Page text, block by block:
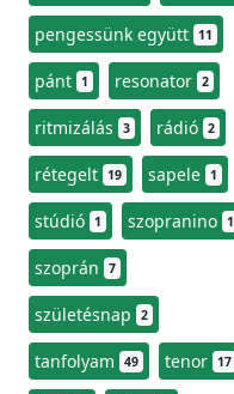
pengessünk együtt 11
pánt 1 resonator 2
ritmizálás 3 rádió 2
rétegelt 19 sapele 1
stúdió 1 szopranino 1
szoprán 7
születésnap 2
tanfolyam 49 tenor 17